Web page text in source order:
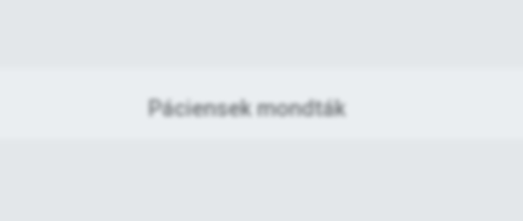
Páciensek mondták